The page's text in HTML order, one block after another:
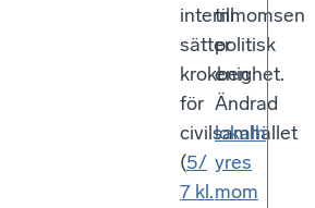
internmomsen
sätter
krokben
för
civilsamhället
(5/
7 kl.
till
politisk
enighet.
Ändrad
lokalh
yres
mom